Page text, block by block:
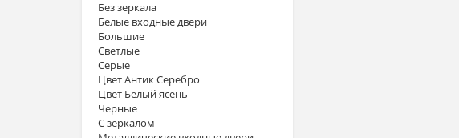
Без зеркала
Белые входные двери
Большие
Светлые
Серые
Цвет Антик Серебро
Цвет Белый ясень
Черные
С зеркалом